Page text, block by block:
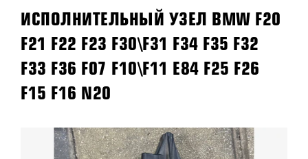
ИСПОЛНИТЕЛЬНЫЙ УЗЕЛ BMW F20
F21 F22 F23 F30\F31 F34 F35 F32
F33 F36 F07 F10\F11 E84 F25 F26
F15 F16 N20